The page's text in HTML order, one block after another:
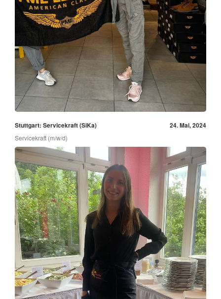
Stuttgart: Servicekraft (SiKa) 24. Mai, 2024
Servicekraft (m/w/d)